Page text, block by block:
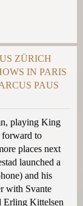
ZÜRICH
IN PARIS
PAUS
playing King
forward to
places next
launched a
and his
with Svante
Erling Kittelsen